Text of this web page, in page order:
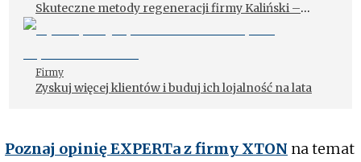
Skuteczne metody regeneracji firmy Kaliński –
Układy Wydechowe
Firmy
Zyskuj więcej klientów i buduj ich lojalność na lata
Poznaj opinię EXPERTa z firmy XTON na temat